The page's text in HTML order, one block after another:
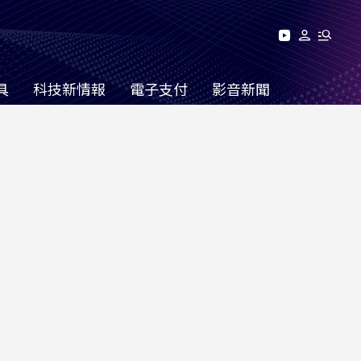
科技新情報 電子支付 影音新聞